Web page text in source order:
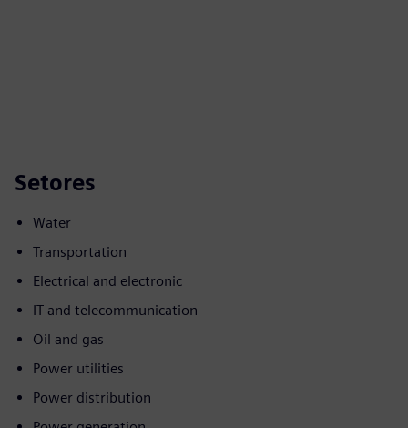
Setores
Water
Transportation
Electrical and electronic
IT and telecommunication
Oil and gas
Power utilities
Power distribution